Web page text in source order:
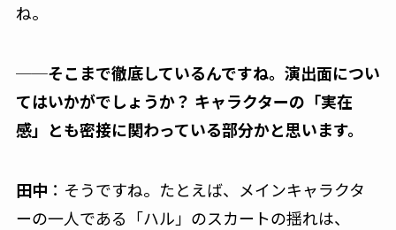
ね。
──そこまで徹底しているんですね。演出面につい
てはいかがでしょうか？ キャラクターの「実在
感」とも密接に関わっている部分かと思います。
田中 ：そうですね。たとえば、メインキャラクタ
ーの一人である「ハル」のスカートの揺れは、